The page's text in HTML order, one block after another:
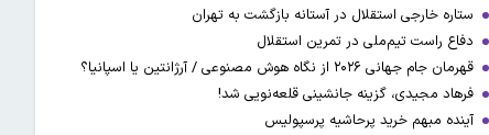
ستاره خارجی استقلال در آستانه بازگشت به تهران
دفاع راست تیم‌ملی در تمرین استقلال
قهرمان جام جهانی ۲۰۲۶ از نگاه هوش مصنوعی / آرژانتین یا اسپانیا؟
فرهاد مجیدی، گزینه جانشینی قلعه‌نویی شد!
آینده مبهم خرید پرحاشیه پرسپولیس